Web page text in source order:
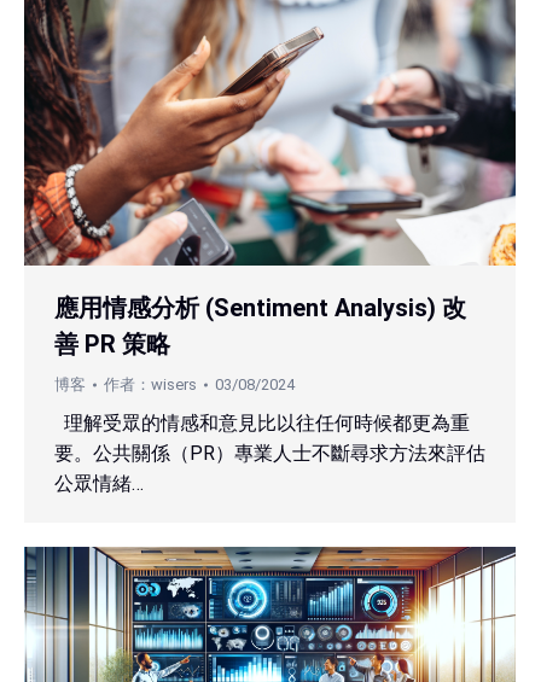
應用情感分析 (Sentiment Analysis) 改
善 PR 策略
博客 作者： wisers 03/08/2024
理解受眾的情感和意見比以往任何時候都更為重
要。公共關係（PR）專業人士不斷尋求方法來評估
公眾情緒…